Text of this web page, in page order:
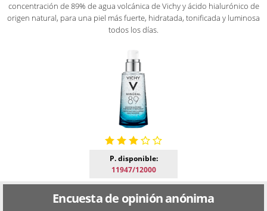
concentración de 89% de agua volcánica de Vichy y ácido hialurónico de
origen natural, para una piel más fuerte, hidratada, tonificada y luminosa
todos los días.
P. disponible:
11947/12000
Encuesta de opinión anónima